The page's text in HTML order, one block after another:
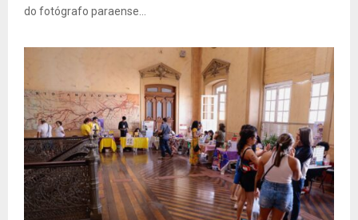
do fotógrafo paraense...